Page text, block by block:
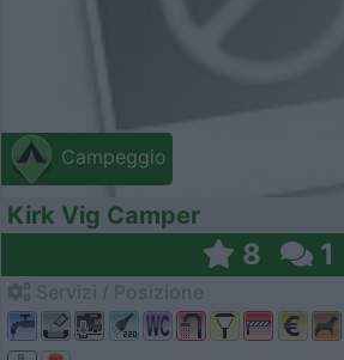
Campeggio
Kirk Vig Camper
8 1